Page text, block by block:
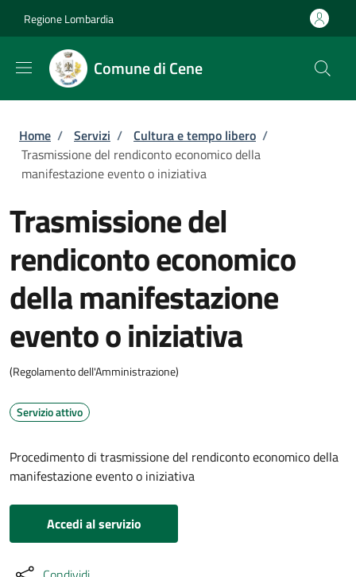
Regione Lombardia
Comune di Cene
Briciole di pane
Home / Servizi / Cultura e tempo libero /
Trasmissione del rendiconto economico della
manifestazione evento o iniziativa
Trasmissione del
rendiconto economico
della manifestazione
evento o iniziativa
(Regolamento dell'Amministrazione)
Servizio attivo
Procedimento di trasmissione del rendiconto economico della
manifestazione evento o iniziativa
Accedi al servizio